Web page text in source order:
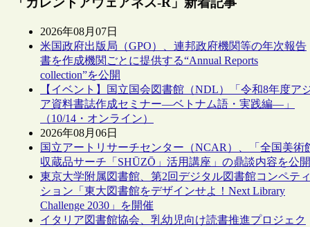
2026年08月07日
米国政府出版局（GPO）、連邦政府機関等の年次報告
書を作成機関ごとに提供する“Annual Reports
collection”を公開
【イベント】国立国会図書館（NDL）「令和8年度ア
ア資料書誌作成セミナー―ベトナム語・実践編―」
（10/14・オンライン）
2026年08月06日
国立アートリサーチセンター（NCAR）、「全国美術
収蔵品サーチ「SHŪZŌ」活用講座」の鼎談内容を公開
東京大学附属図書館、第2回デジタル図書館コンペティ
ション「東大図書館をデザインせよ！Next Library
Challenge 2030」を開催
イタリア図書館協会、乳幼児向け読書推進プロジェク